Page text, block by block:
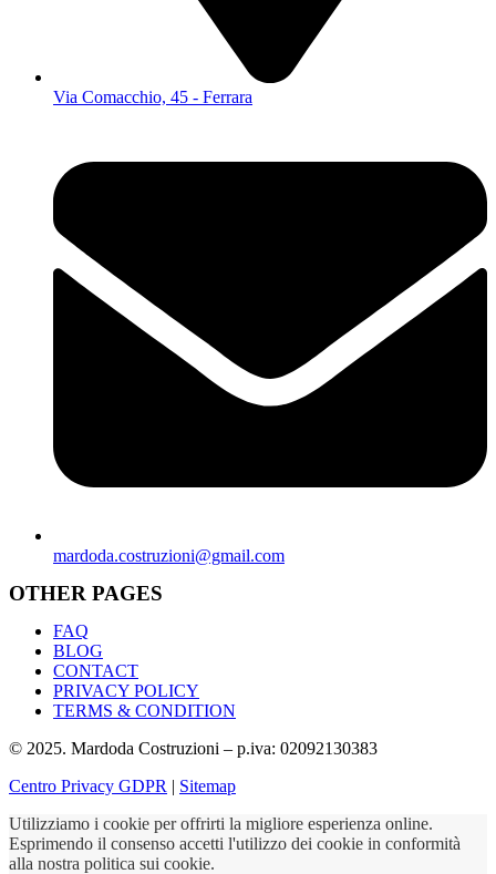
Via Comacchio, 45 - Ferrara
mardoda.costruzioni@gmail.com
OTHER PAGES
FAQ
BLOG
CONTACT
PRIVACY POLICY
TERMS & CONDITION
© 2025. Mardoda Costruzioni – p.iva: 02092130383
Centro Privacy GDPR | Sitemap
Utilizziamo i cookie per offrirti la migliore esperienza online.
Esprimendo il consenso accetti l'utilizzo dei cookie in conformità
alla nostra politica sui cookie.